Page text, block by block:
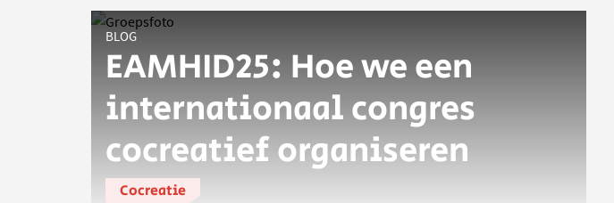
BLOG
EAMHID25: Hoe we een
internationaal congres
cocreatief organiseren
Cocreatie